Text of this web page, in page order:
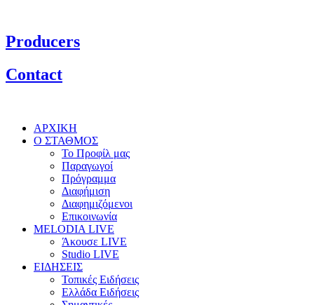
Producers
Contact
ΑΡΧΙΚΗ
Ο ΣΤΑΘΜΟΣ
Το Προφίλ μας
Παραγωγοί
Πρόγραμμα
Διαφήμιση
Διαφημιζόμενοι
Επικοινωνία
MELODIA LIVE
Άκουσε LIVE
Studio LIVE
ΕΙΔΗΣΕΙΣ
Τοπικές Ειδήσεις
Ελλάδα Ειδήσεις